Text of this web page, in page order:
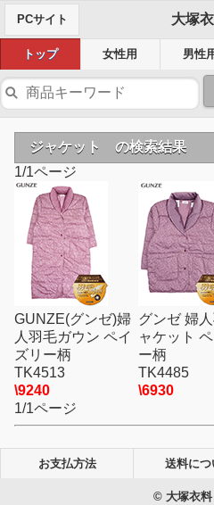
PCサイト 大塚
トップ 女性用 男性
ジャケット の検索結果
1/1ページ
GUNZE(グンゼ)婦
人羽毛ガウン ペイ
ズリー柄
TK4513
\9240
グンゼ 婦
ャケット
ー柄
TK4485
\6930
1/1ページ
お支払方法 送料につ
© 大塚衣料